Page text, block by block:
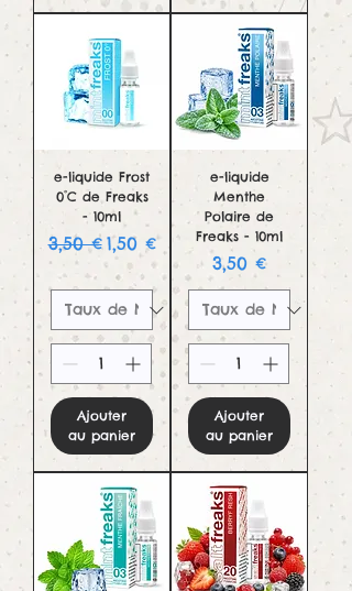
e-liquide Frost
0°C de Freaks
- 10ml
Prix original
3,50 € Prix promotionnel
1,50 €
Ajouter
au panier
e-liquide
Menthe
Polaire de
Freaks - 10ml
Prix
3,50 €
Ajouter
au panier